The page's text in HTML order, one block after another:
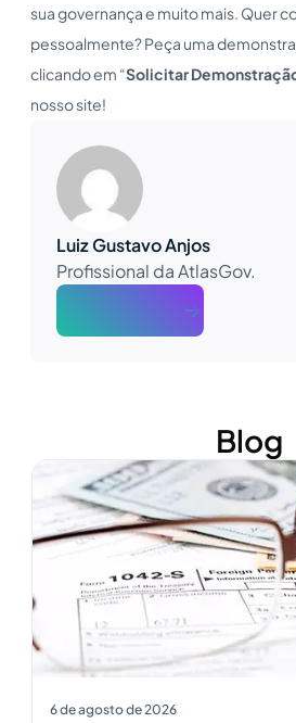
sua governança e muito mais. Quer
pessoalmente? Peça uma
clicando em “Solicitar
nosso site!
Luiz Gustavo Anjos
Profissional da AtlasGov.
Blog
6 de agosto de 2026